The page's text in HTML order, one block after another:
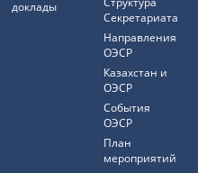
доклады
Секретариата
Направления
ОЭСР
Казахстан и
ОЭСР
События
ОЭСР
План
мероприятий